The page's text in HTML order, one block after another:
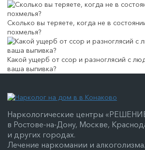
Сколько вы теряете, когда не в
похмелья?
Какой ущерб от ссор и разноглясий с
ваша выпивка?
Наркологические центры
в Ростове-на-Дону, Москве,
и других городах.
Лечение наркомании и алкоголизма.